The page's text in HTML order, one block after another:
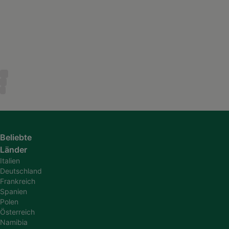
Beliebte
Länder
Italien
Deutschland
Frankreich
Spanien
Polen
Österreich
Namibia